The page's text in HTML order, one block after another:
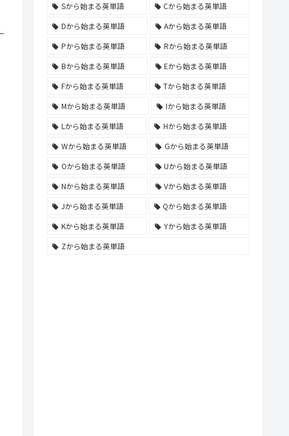
Sから始まる英単語
Cから始まる英単語
Dから始まる英単語
Aから始まる英単語
Pから始まる英単語
Rから始まる英単語
Bから始まる英単語
Eから始まる英単語
Fから始まる英単語
Tから始まる英単語
Mから始まる英単語
Iから始まる英単語
Lから始まる英単語
Hから始まる英単語
Wから始まる英単語
Gから始まる英単語
Oから始まる英単語
Uから始まる英単語
Nから始まる英単語
Vから始まる英単語
Jから始まる英単語
Qから始まる英単語
Kから始まる英単語
Yから始まる英単語
Zから始まる英単語